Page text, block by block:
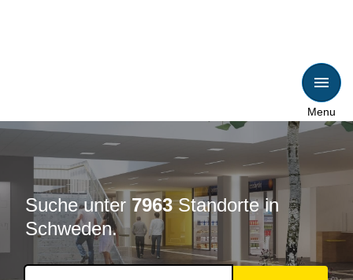
Menu
Suche unter 7963Standorte in
Schweden.